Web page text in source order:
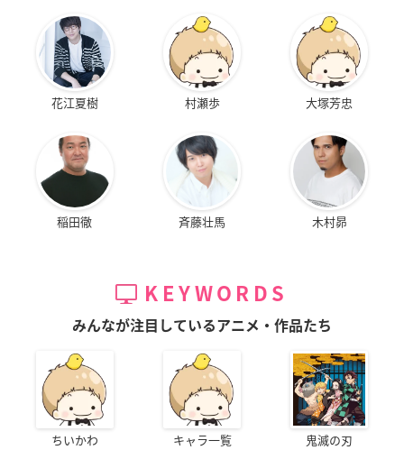
花江夏樹 村瀬歩 大塚芳忠
稲田徹 斉藤壮馬 木村昴
KEYWORDS
みんなが注目しているアニメ・作品たち
ちいかわ キャラ一覧 鬼滅の刃